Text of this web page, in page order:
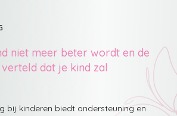
kan intraveneus (in een ader) of
huid) worden toegediend.
niet meer beter wordt en de
dat je kind zal
bij kinderen biedt ondersteuning en